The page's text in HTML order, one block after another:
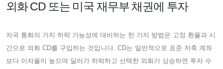
외화 CD 또는 미국 재무부 채권에 투자
자국 통화의 가치 하락 가능성에 대비하는 한 가지 방법은 고정 환율과 시
간으로 외화 CD를 구입하는 것입니다. CD는 일반적으로 표준 저축 계좌
보다 이자율이 높으며 달러가 하락하고 선택한 외화가 상승하면 투자 수